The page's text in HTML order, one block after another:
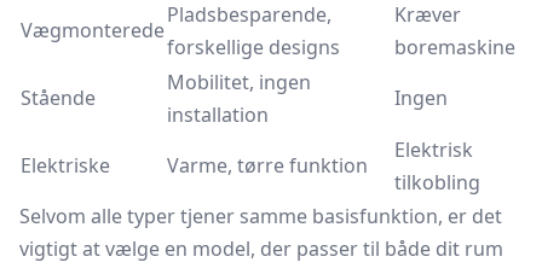
Vægmonterede
Pladsbesparende,
forskellige designs
Kræver
boremaskine
Stående
Mobilitet, ingen
installation
Ingen
Elektriske Varme, tørre funktion
Elektrisk
tilkobling
Selvom alle typer tjener samme basisfunktion, er det
vigtigt at vælge en model, der passer til både dit rum